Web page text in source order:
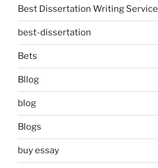
Best Dissertation Writing Service
best-dissertation
Bets
Bllog
blog
Blogs
buy essay